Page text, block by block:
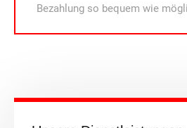
Bezahlung so bequem wie